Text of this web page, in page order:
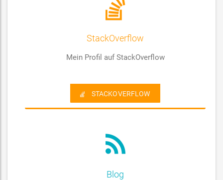
StackOverflow
Mein Profil auf StackOverflow
STACKOVERFLOW
Blog